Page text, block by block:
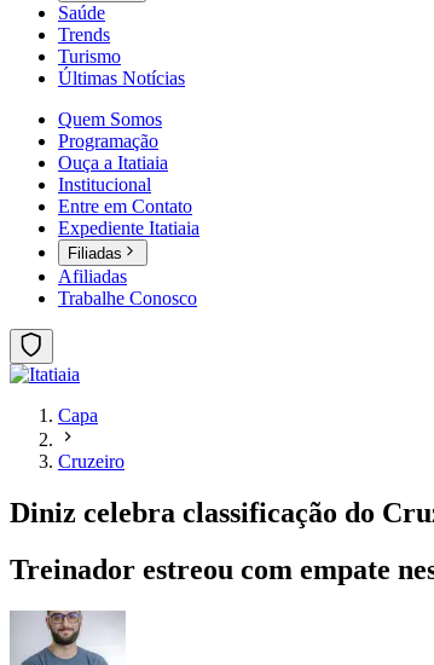
Saúde
Trends
Turismo
Últimas Notícias
Quem Somos
Programação
Ouça a Itatiaia
Institucional
Entre em Contato
Expediente Itatiaia
Filiadas
Afiliadas
Trabalhe Conosco
Capa
Cruzeiro
Diniz celebra classificação do
Treinador estreou com empate